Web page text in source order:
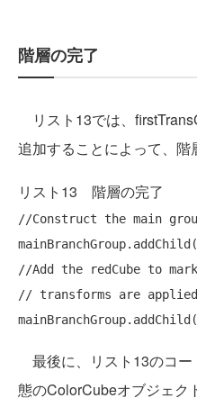
階層の完了
リスト13では、
追加することによって、階
リスト13 階層の完了
//Construct the main
//Add the redCube to
// transforms are
最後に、リスト13のコ
態のColorCubeオブジェク